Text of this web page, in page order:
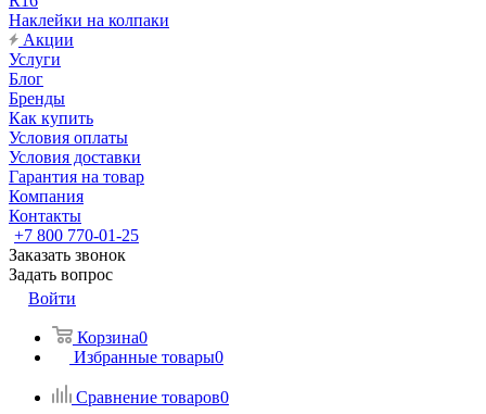
Наклейки на колпаки
Акции
Услуги
Блог
Бренды
Как купить
Условия оплаты
Условия доставки
Гарантия на товар
Компания
Контакты
+7 800 770-01-25
Заказать звонок
Задать вопрос
Войти
Корзина0
Избранные товары0
Сравнение товаров0